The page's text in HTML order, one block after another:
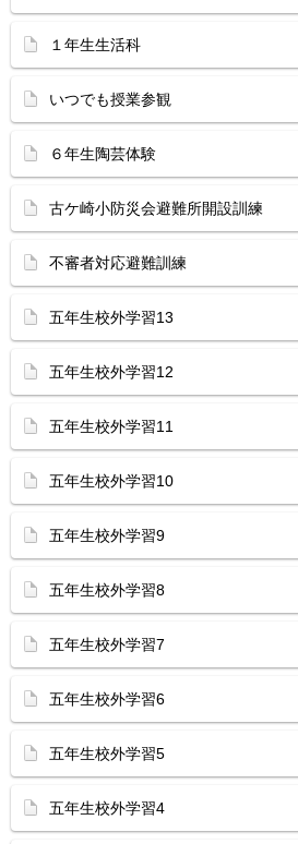
１年生生活科
いつでも授業参観
６年生陶芸体験
古ケ崎小防災会避難所開設訓練
不審者対応避難訓練
五年生校外学習13
五年生校外学習12
五年生校外学習11
五年生校外学習10
五年生校外学習9
五年生校外学習8
五年生校外学習7
五年生校外学習6
五年生校外学習5
五年生校外学習4